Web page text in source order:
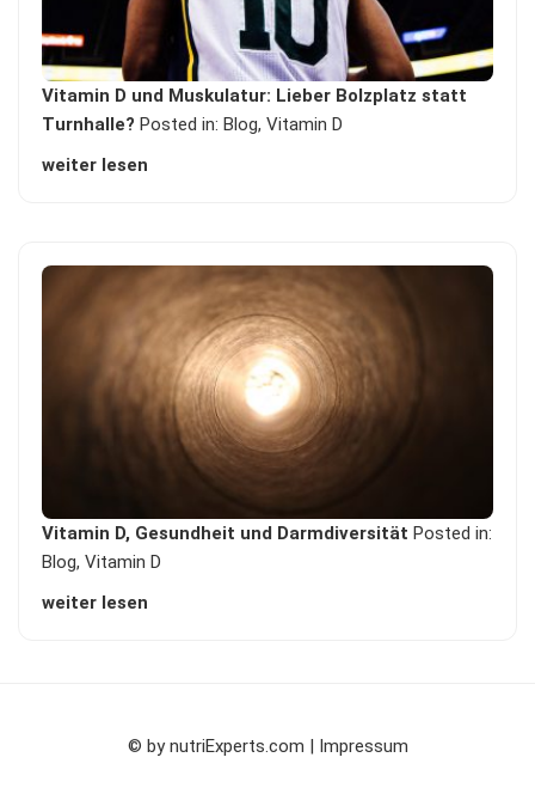
Vitamin D und Muskulatur: Lieber Bolzplatz statt
Turnhalle? Posted in: Blog,Vitamin D
weiter lesen
Vitamin D, Gesundheit und Darmdiversität Posted in:
Blog,Vitamin D
weiter lesen
© bynutriExperts.com | Impressum